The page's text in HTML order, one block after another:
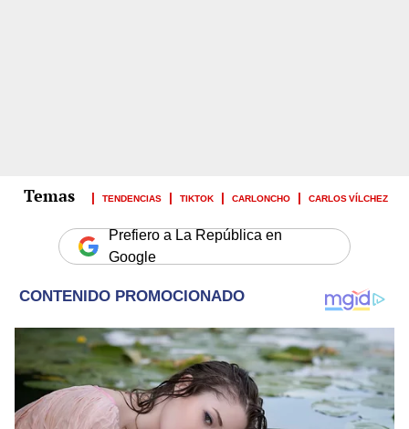
TENDENCIAS TIKTOK CARLONCHO CARLOS VÍLCHEZ
Prefiero a La República en
Google